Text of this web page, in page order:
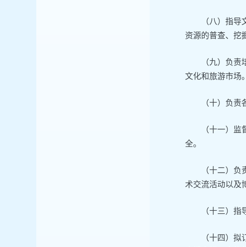
（八）指
资源的普查、挖
（九）负
文化和旅游市场
（十）负
（十一）
全。
（十二）
术交流活动以及
（十三）
（十四）